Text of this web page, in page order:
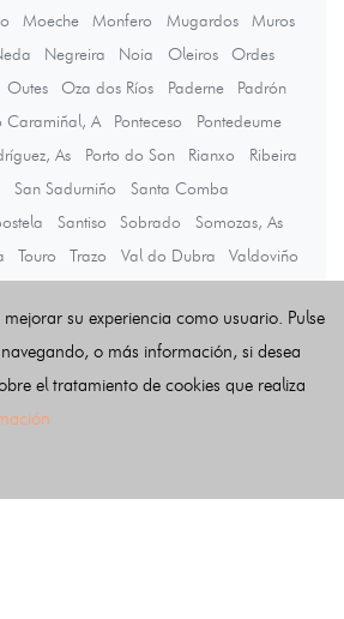
Moeche Monfero Mugardos
Muros
Negreira Noia Oleiros
Ordes
Outes Oza dos Ríos Paderne
Padrón
Caramiñal, A Ponteceso
Pontedeume
As
Porto do Son Rianxo
Ribeira
San Sadurniño
Santa Comba
Santiso Sobrado
Somozas, As
Touro Trazo Val do Dubra
Valdoviño
Últimas noticias
su experiencia como usuario. Pulse
o más información, si desea
el tratamiento de cookies que realiza